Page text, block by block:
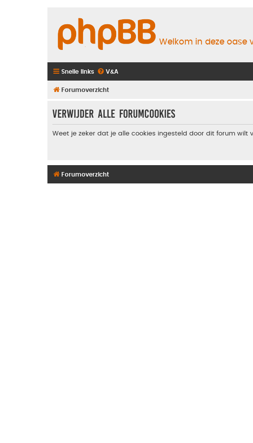
Welkom in deze oase
Snelle links V&A
Forumoverzicht
Verwijder alle forumcookies
Weet je zeker dat je alle cookies ingesteld door dit forum wilt
Forumoverzicht